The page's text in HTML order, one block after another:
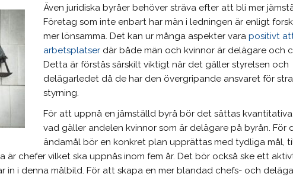
Även juridiska byråer behöver sträva efter att bli mer
Företag som inte enbart har män i ledningen är enligt
mer lönsamma. Det kan ur många aspekter vara positivt
arbetsplatserdär både män och kvinnor är delägare och
Detta är förstås särskilt viktigt när det gäller styrelsen och
delägarledet då de har den övergripande ansvaret för
styrning.
För att uppnå en jämställd byrå bör det sättas
vad gäller andelen kvinnor som är delägare på byrån. För
ändamål bör en konkret plan upprättas med tydliga mål,
är chefer vilket ska uppnås inom fem år. Det bör också ske ett
in i denna målbild. För att skapa en mer blandad chefs- och